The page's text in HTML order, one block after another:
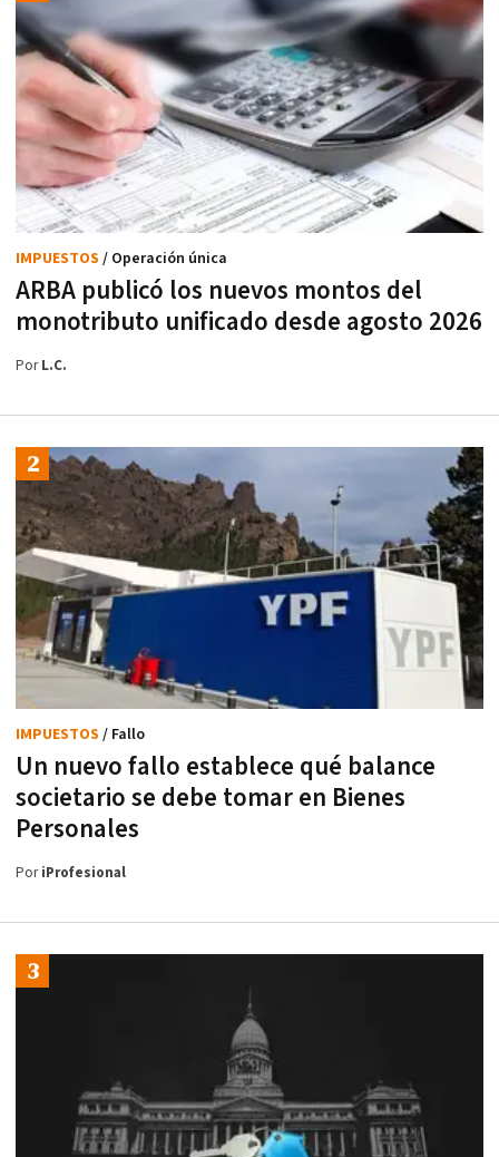
ARBA publicó los nuevos montos del
monotributo unificado desde agosto 2026
IMPUESTOS / Operación única
PorL.C.
Un nuevo fallo establece qué balance
societario se debe tomar en Bienes
Personales
IMPUESTOS / Fallo
PoriProfesional